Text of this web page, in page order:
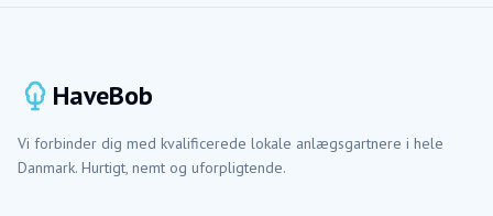
HaveBob
Vi forbinder dig med kvalificerede lokale anlægsgartnere i hele
Danmark. Hurtigt, nemt og uforpligtende.